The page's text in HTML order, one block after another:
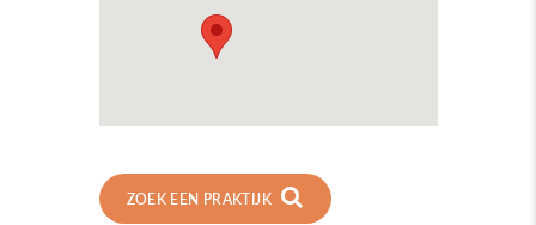
ZOEK EEN PRAKTIJK